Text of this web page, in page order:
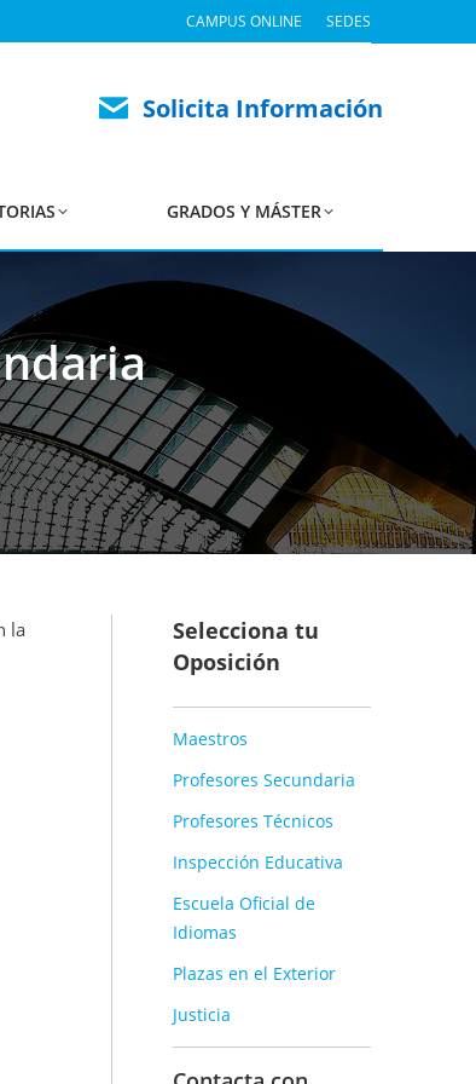
CAMPUS ONLINE SEDES
Solicita Información
GRADOS Y MÁSTER
la
Selecciona tu
Oposición
Maestros
Profesores Secundaria
Profesores Técnicos
Inspección Educativa
Escuela Oficial de
Idiomas
Plazas en el Exterior
Justicia